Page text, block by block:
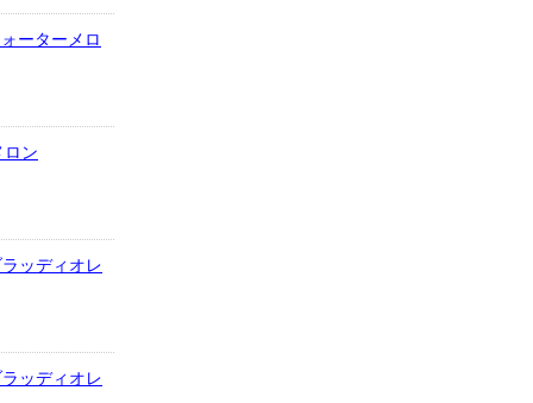
ーターメロ
ン
ッディオレ
ッディオレ